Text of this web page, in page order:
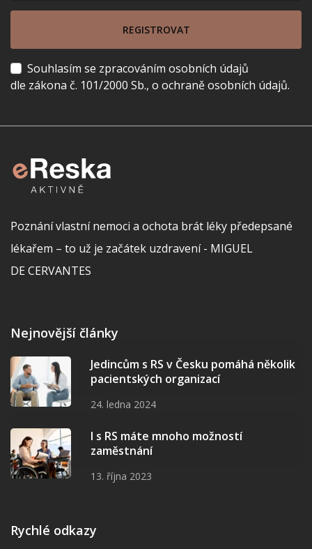
REGISTROVAT
Souhlasím se zpracováním osobních údajů
dle zákona č. 101/2000 Sb., o ochraně osobních údajů.
Poznání vlastní nemoci a ochota brát léky předepsané
lékařem – to už je začátek uzdravení - MIGUEL
DE CERVANTES
Nejnovější články
Jedincům s RS v Česku pomáhá několik
pacientských organizací
24. ledna 2024
I s RS máte mnoho možností
zaměstnání
13. října 2023
Rychlé odkazy